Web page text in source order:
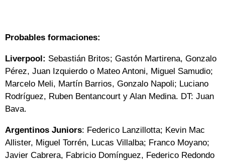
Probables formaciones:
Liverpool: Sebastián Britos; Gastón Martirena, Gonzalo
Pérez, Juan Izquierdo o Mateo Antoni, Miguel Samudio;
Marcelo Meli, Martín Barrios, Gonzalo Napoli; Luciano
Rodríguez, Ruben Bentancourt y Alan Medina. DT: Juan
Bava.
Argentinos Juniors: Federico Lanzillotta; Kevin Mac
Allister, Miguel Torrén, Lucas Villalba; Franco Moyano;
Javier Cabrera, Fabricio Domínguez, Federico Redondo